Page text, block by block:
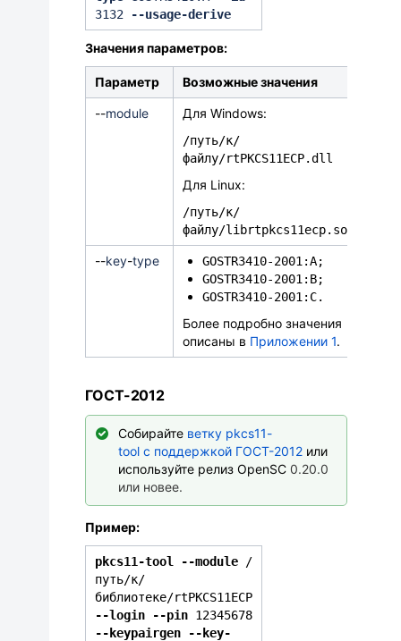
3132
--usage-derive
Значения параметров:
Параметр Возможные значения
--module Для Windows:
/путь/к/
файлу/rtPKCS11ECP.dll
Для Linux:
/путь/к/
файлу/librtpkcs11ecp.so
--key-type
GOSTR3410-2001:A;
GOSTR3410-2001:B;
GOSTR3410-2001:C.
Более подробно значения
описаны в Приложении 1.
ГОСТ-2012
Собирайте ветку pkcs11-
tool с поддержкой ГОСТ-2012 или
используйте релиз OpenSC 0.20.0
или новее.
Пример:
pkcs11-tool --module /
путь/к/
библиотеке/rtPKCS11ECP
--login --pin 12345678
--keypairgen --key-